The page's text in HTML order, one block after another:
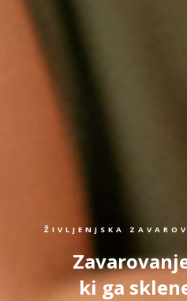
ŽIVLJENJSKA
ki ga